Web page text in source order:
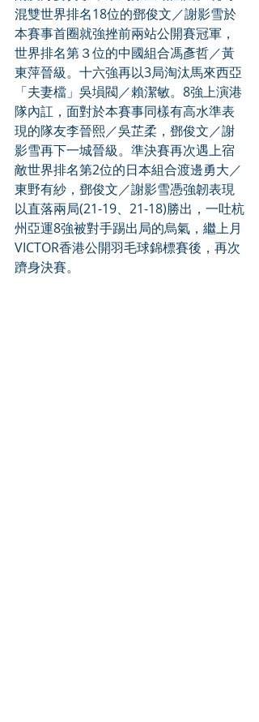
混雙世界排名18位的鄧俊文／謝影雪於
本賽事首圈就強挫前兩站公開賽冠軍，
世界排名第３位的中國組合馮彥哲／黃
東萍晉級。十六強再以3局淘汰馬來西亞
「夫妻檔」吳塤閥／賴潔敏。8強上演港
隊內訌，面對於本賽事同樣有高水準表
現的隊友李晉熙／吳芷柔，鄧俊文／謝
影雪再下一城晉級。準決賽再次遇上宿
敵世界排名第2位的日本組合渡邊勇大／
東野有紗，鄧俊文／謝影雪憑強韌表現
以直落兩局(21-19、21-18)勝出，一吐杭
州亞運8強被對手踢出局的烏氣，繼上月
VICTOR香港公開羽毛球錦標賽後，再次
躋身決賽。